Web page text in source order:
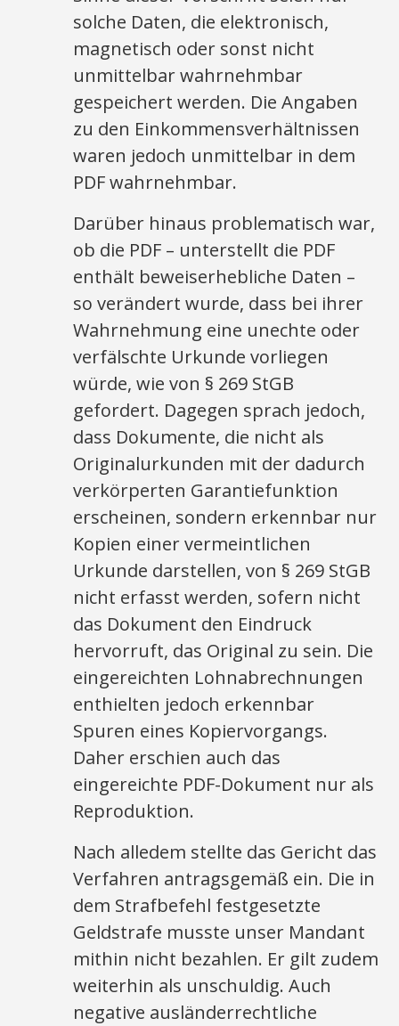
solche Daten, die elektronisch,
magnetisch oder sonst nicht
unmittelbar wahrnehmbar
gespeichert werden. Die Angaben
zu den Einkommensverhältnissen
waren jedoch unmittelbar in dem
PDF wahrnehmbar.
Darüber hinaus problematisch war,
ob die PDF – unterstellt die PDF
enthält beweiserhebliche Daten –
so verändert wurde, dass bei ihrer
Wahrnehmung eine unechte oder
verfälschte Urkunde vorliegen
würde, wie von § 269 StGB
gefordert. Dagegen sprach jedoch,
dass Dokumente, die nicht als
Originalurkunden mit der dadurch
verkörperten Garantiefunktion
erscheinen, sondern erkennbar nur
Kopien einer vermeintlichen
Urkunde darstellen, von § 269 StGB
nicht erfasst werden, sofern nicht
das Dokument den Eindruck
hervorruft, das Original zu sein. Die
eingereichten Lohnabrechnungen
enthielten jedoch erkennbar
Spuren eines Kopiervorgangs.
Daher erschien auch das
eingereichte PDF-Dokument nur als
Reproduktion.
Nach alledem stellte das Gericht das
Verfahren antragsgemäß ein. Die in
dem Strafbefehl festgesetzte
Geldstrafe musste unser Mandant
mithin nicht bezahlen. Er gilt zudem
weiterhin als unschuldig. Auch
negative ausländerrechtliche